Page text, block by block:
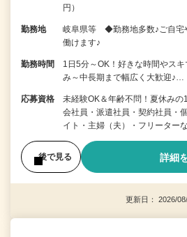
円）
勤務地
岐阜県等 ◆勤務地多数♪ご自宅
働けます♪
勤務時間
1日5分～OK！好きな時間やス
み～中長期まで幅広く大歓迎♪…
応募資格
未経験OK＆年齢不問！夏休み
会社員・派遣社員・契約社員・
イト・主婦（夫）・フリーター
後で見る 詳細
更新日： 2026/